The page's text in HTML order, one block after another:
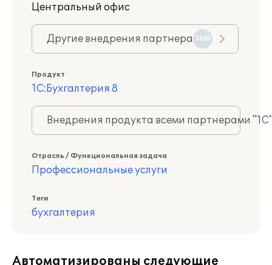
Центральный офис
Другие внедрения партнера 1581
Продукт
1С:Бухгалтерия 8
Внедрения продукта всеми партнерами
Отрасль / Функциональная задача
Профессиональные услуги
Теги
бухгалтерия
Автоматизированы следующие